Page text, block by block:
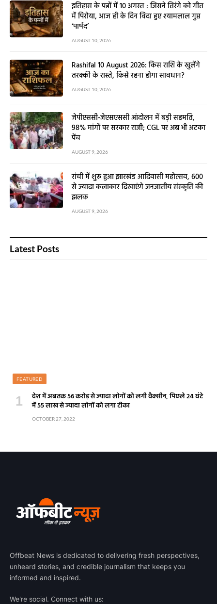
इतिहास के पन्नों में 10 अगस्त : जिसने तिरंगे को गीत
में पिरोया, आज ही के दिन विदा हुए श्यामलाल गुप्त
‘पार्षद’
AUGUST 10, 2026
Rashifal 10 August 2026: किस राशि के खुलेंगे
तरक्की के रास्ते, किसे रहना होगा सावधान?
AUGUST 10, 2026
जेपीएससी-जेएसएससी आंदोलन में बड़ी सहमति,
98% मांगों पर सरकार राजी; CGL पर अब भी अटका
पेंच
AUGUST 9, 2026
रांची में शुरू हुआ झारखंड आदिवासी महोत्सव, 600
से ज्यादा कलाकार दिखाएंगे जनजातीय संस्कृति की
झलक
AUGUST 9, 2026
Latest Posts
FEATURED
देश में अबतक 56 करोड़ से ज्यादा लोगों को लगी वैक्सीन, पिछले 24 घंटे
में 55 लाख से ज्यादा लोगों को लगा टीका
OCTOBER 27, 2022
Offbeat News is dedicated to delivering fresh perspectives,
unheard stories, and credible journalism that keeps you
informed and inspired.
We're social. Connect with us: